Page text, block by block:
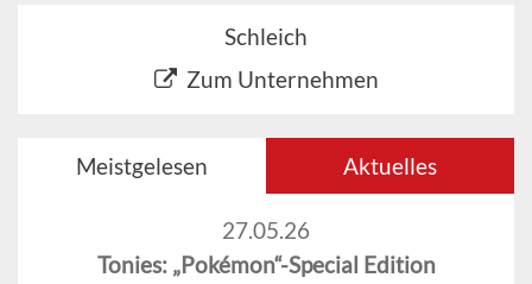
Schleich
Zum Unternehmen
Meistgelesen Aktuelles
27.05.26
Tonies: „Pokémon“-Special Edition